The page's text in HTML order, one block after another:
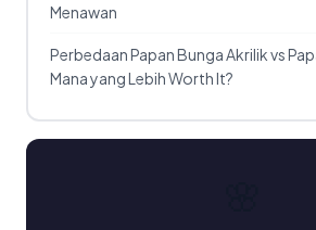
Menawan
Perbedaan Papan Bunga Akrilik vs
Mana yang Lebih Worth It?